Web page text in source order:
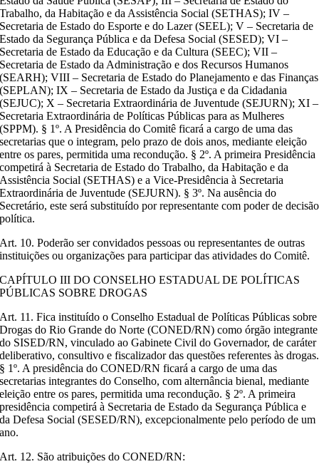
Trabalho, da Habitação e da Assistência Social (SETHAS); IV –
Secretaria de Estado do Esporte e do Lazer (SEEL); V – Secretaria de
Estado da Segurança Pública e da Defesa Social (SESED); VI –
Secretaria de Estado da Educação e da Cultura (SEEC); VII –
Secretaria de Estado da Administração e dos Recursos Humanos
(SEARH); VIII – Secretaria de Estado do Planejamento e das Finanças
(SEPLAN); IX – Secretaria de Estado da Justiça e da Cidadania
(SEJUC); X – Secretaria Extraordinária de Juventude (SEJURN); XI –
Secretaria Extraordinária de Políticas Públicas para as Mulheres
(SPPM). § 1º. A Presidência do Comitê ficará a cargo de uma das
secretarias que o integram, pelo prazo de dois anos, mediante eleição
entre os pares, permitida uma recondução. § 2º. A primeira Presidência
competirá à Secretaria de Estado do Trabalho, da Habitação e da
Assistência Social (SETHAS) e a Vice-Presidência à Secretaria
Extraordinária de Juventude (SEJURN). § 3º. Na ausência do
Secretário, este será substituído por representante com poder de decisão
política.
Art. 10. Poderão ser convidados pessoas ou representantes de outras
instituições ou organizações para participar das atividades do Comitê.
CAPÍTULO III DO CONSELHO ESTADUAL DE POLÍTICAS
PÚBLICAS SOBRE DROGAS
Art. 11. Fica instituído o Conselho Estadual de Políticas Públicas sobre
Drogas do Rio Grande do Norte (CONED/RN) como órgão integrante
do SISED/RN, vinculado ao Gabinete Civil do Governador, de caráter
deliberativo, consultivo e fiscalizador das questões referentes às drogas.
§ 1º. A presidência do CONED/RN ficará a cargo de uma das
secretarias integrantes do Conselho, com alternância bienal, mediante
eleição entre os pares, permitida uma recondução. § 2º. A primeira
presidência competirá à Secretaria de Estado da Segurança Pública e
da Defesa Social (SESED/RN), excepcionalmente pelo período de um
ano.
Art. 12. São atribuições do CONED/RN: